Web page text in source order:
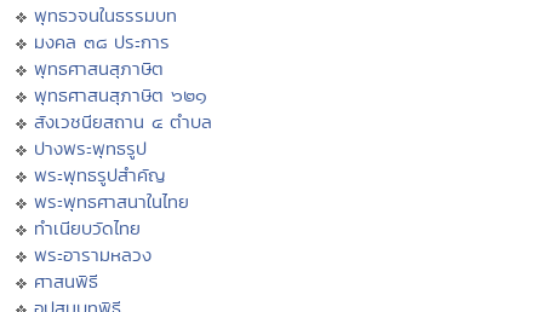
พุทธวจนในธรรมบท
มงคล ๓๘ ประการ
พุทธศาสนสุภาษิต
พุทธศาสนสุภาษิต ๖๒๑
สังเวชนียสถาน ๔ ตำบล
ปางพระพุทธรูป
พระพุทธรูปสำคัญ
พระพุทธศาสนาในไทย
ทำเนียบวัดไทย
พระอารามหลวง
ศาสนพิธี